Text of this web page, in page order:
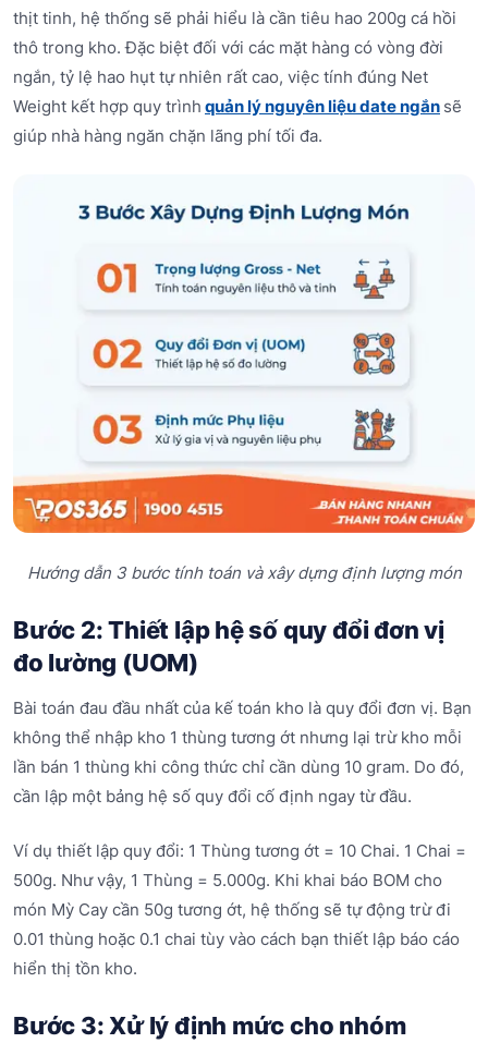
thịt tinh, hệ thống sẽ phải hiểu là cần tiêu hao 200g cá hồi
thô trong kho. Đặc biệt đối với các mặt hàng có vòng đời
ngắn, tỷ lệ hao hụt tự nhiên rất cao, việc tính đúng Net
Weight kết hợp quy trình quản lý nguyên liệu date ngắn sẽ
giúp nhà hàng ngăn chặn lãng phí tối đa.
Hướng dẫn 3 bước tính toán và xây dựng định lượng món
Bước 2: Thiết lập hệ số quy đổi đơn vị
đo lường (UOM)
Bài toán đau đầu nhất của kế toán kho là quy đổi đơn vị. Bạn
không thể nhập kho 1 thùng tương ớt nhưng lại trừ kho mỗi
lần bán 1 thùng khi công thức chỉ cần dùng 10 gram. Do đó,
cần lập một bảng hệ số quy đổi cố định ngay từ đầu.
Ví dụ thiết lập quy đổi: 1 Thùng tương ớt = 10 Chai. 1 Chai =
500g. Như vậy, 1 Thùng = 5.000g. Khi khai báo BOM cho
món Mỳ Cay cần 50g tương ớt, hệ thống sẽ tự động trừ đi
0.01 thùng hoặc 0.1 chai tùy vào cách bạn thiết lập báo cáo
hiển thị tồn kho.
Bước 3: Xử lý định mức cho nhóm